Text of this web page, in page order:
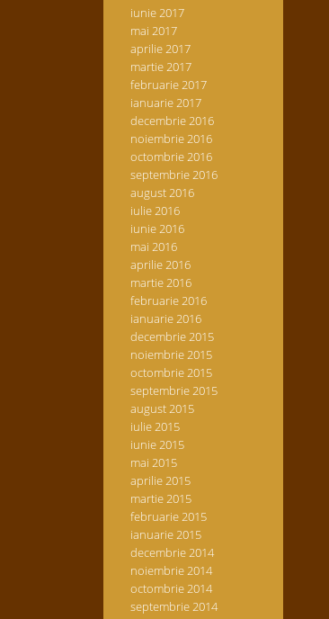
iunie 2017
mai 2017
aprilie 2017
martie 2017
februarie 2017
ianuarie 2017
decembrie 2016
noiembrie 2016
octombrie 2016
septembrie 2016
august 2016
iulie 2016
iunie 2016
mai 2016
aprilie 2016
martie 2016
februarie 2016
ianuarie 2016
decembrie 2015
noiembrie 2015
octombrie 2015
septembrie 2015
august 2015
iulie 2015
iunie 2015
mai 2015
aprilie 2015
martie 2015
februarie 2015
ianuarie 2015
decembrie 2014
noiembrie 2014
octombrie 2014
septembrie 2014